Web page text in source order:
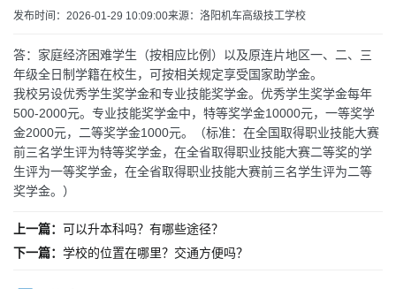
发布时间：2026-01-29 10:09:00来源：洛阳机车高级技工学校
答：家庭经济困难学生（按相应比例）以及原连片地区一、二、三
年级全日制学籍在校生，可按相关规定享受国家助学金。
我校另设优秀学生奖学金和专业技能奖学金。优秀学生奖学金每年
500-2000元。专业技能奖学金中，特等奖学金10000元，一等奖学
金2000元，二等奖学金1000元。（标准：在全国取得职业技能大赛
前三名学生评为特等奖学金，在全省取得职业技能大赛二等奖的学
生评为一等奖学金，在全省取得职业技能大赛前三名学生评为二等
奖学金。）
上一篇： 可以升本科吗？有哪些途径？
下一篇： 学校的位置在哪里？交通方便吗？